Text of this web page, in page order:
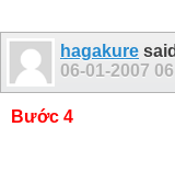
hagakure
06-01-2007
Bước 4